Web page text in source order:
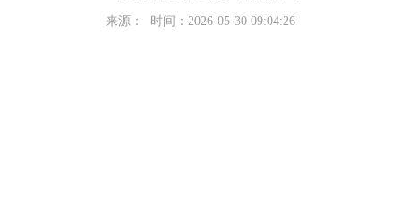
来源： 时间：2026-05-30 09:04:26